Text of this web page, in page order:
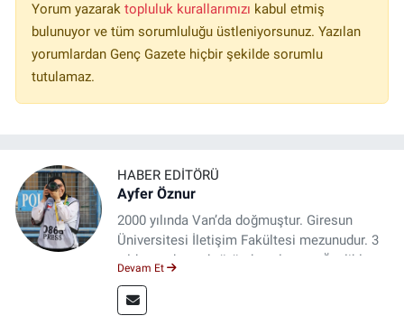
Yorum yazarak topluluk kurallarımızı kabul etmiş
bulunuyor ve tüm sorumluluğu üstleniyorsunuz. Yazılan
yorumlardan Genç Gazete hiçbir şekilde sorumlu
tutulamaz.
HABER EDITÖRÜ
Ayfer Öznur
2000 yılında Van’da doğmuştur. Giresun
Üniversitesi İletişim Fakültesi mezunudur. 3
yıldır medya sektöründe çalışıyor. Özelikle
Devam Et